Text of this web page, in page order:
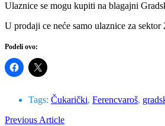
Ulaznice se mogu kupiti na blagajni
U prodaji ce neće samo ulaznice za
Podeli ovo:
Tags: Čukarički, Ferencvaroš,
Previous Article